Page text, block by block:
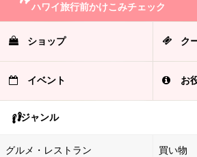
ハワイ旅行前かけこみチェック
ショップ ク
イベント お
ジャンル
グルメ・レストラン 買い物